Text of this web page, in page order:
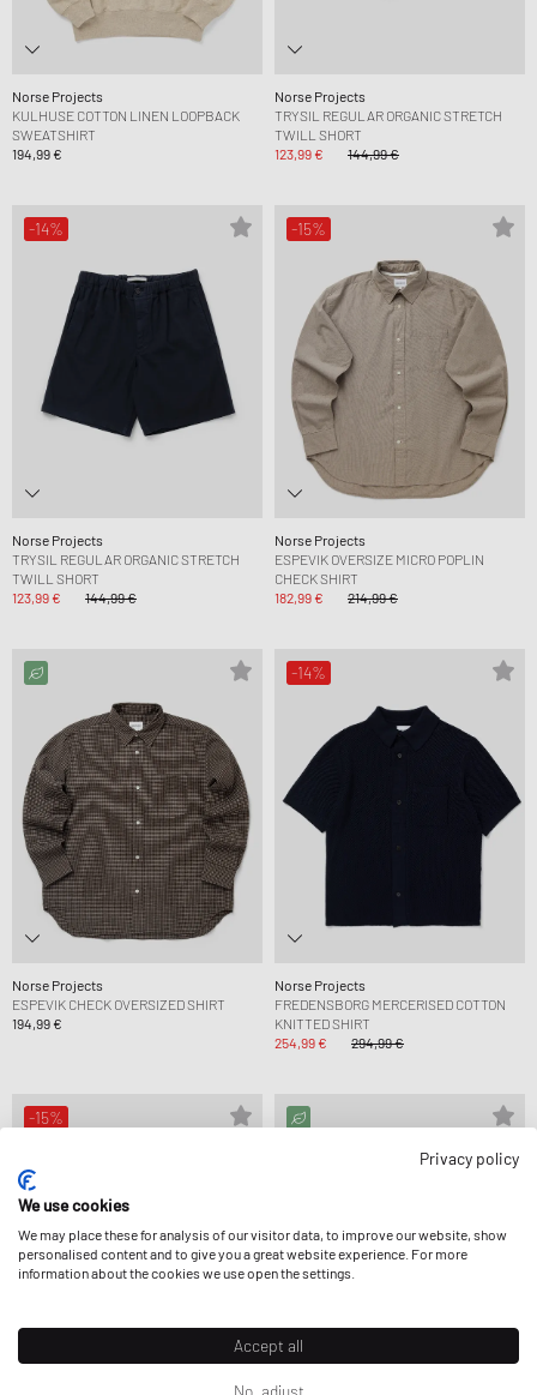
Norse Projects
KULHUSE COTTON LINEN LOOPBACK
SWEATSHIRT
194,99 €
Norse Projects
TRYSIL REGULAR ORGANIC STRETCH
TWILL SHORT
123,99 €
144,99 €
-14%
Norse Projects
TRYSIL REGULAR ORGANIC STRETCH
TWILL SHORT
123,99 €
144,99 €
-15%
Norse Projects
ESPEVIK OVERSIZE MICRO POPLIN
CHECK SHIRT
182,99 €
214,99 €
Norse Projects
ESPEVIK CHECK OVERSIZED SHIRT
194,99 €
-14%
Norse Projects
FREDENSBORG MERCERISED COTTON
KNITTED SHIRT
254,99 €
294,99 €
-15%
Privacy policy
We use cookies
We may place these for analysis of our visitor data, to improve our website, show
personalised content and to give you a great website experience. For more
information about the cookies we use open the settings.
Accept all
No, adjust